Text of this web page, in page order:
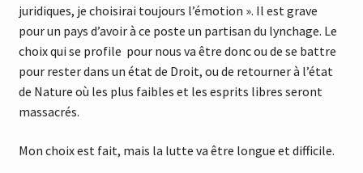
juridiques, je choisirai toujours l’émotion ». Il est grave
pour un pays d’avoir à ce poste un partisan du lynchage. Le
choix qui se profile pour nous va être donc ou de se battre
pour rester dans un état de Droit, ou de retourner à l’état
de Nature où les plus faibles et les esprits libres seront
massacrés.
Mon choix est fait, mais la lutte va être longue et difficile.